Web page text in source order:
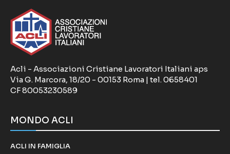
Acli - Associazioni Cristiane Lavoratori Italiani aps
Via G. Marcora, 18/20 - 00153 Roma | tel. 0658401
CF 80053230589
MONDO ACLI
ACLI IN FAMIGLIA